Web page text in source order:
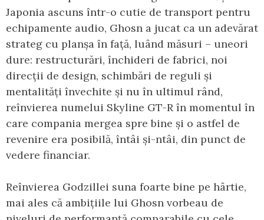
Japonia ascuns într-o cutie de transport pentru
echipamente audio, Ghosn a jucat ca un adevărat
strateg cu planșa în față, luând măsuri – uneori
dure: restructurări, închideri de fabrici, noi
direcții de design, schimbări de reguli și
mentalități învechite și nu în ultimul rând,
reînvierea numelui Skyline GT-R în momentul în
care compania mergea spre bine și o astfel de
revenire era posibilă, întâi și-ntâi, din punct de
vedere financiar.
Reînvierea Godzillei suna foarte bine pe hârtie,
mai ales că ambițiile lui Ghosn vorbeau de